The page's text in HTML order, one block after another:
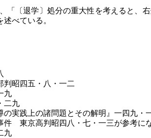
〔退学〕処分の重大性を考えると、
べている。
昭四五・八・一二
九
二九
実践上の諸問題とその解明』一四九・
東京高判昭四八・七・一三が参考にな
九